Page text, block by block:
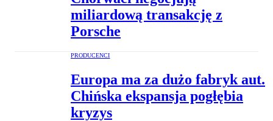
miliardową transakcję z
Porsche
PRODUCENCI
Europa ma za dużo fabryk aut.
Chińska ekspansja pogłębia
kryzys